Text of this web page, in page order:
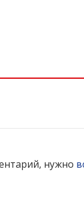
нужно